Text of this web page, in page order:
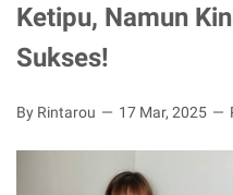
Ketipu, Namun
Sukses!
By Rintarou 17 Mar, 2025